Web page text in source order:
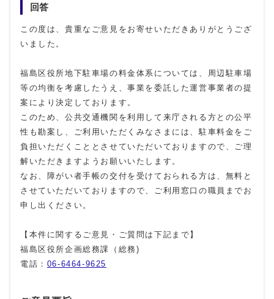
回答
この度は、貴重なご意見をお寄せいただきありがとうござ
いました。
福島区役所地下駐車場の料金体系については、周辺駐車場
等の均衡を考慮したうえ、事業を委託した運営事業者の提
案により決定しております。
このため、公共交通機関を利用して来庁される方との公平
性も勘案し、ご利用いただくみなさまには、駐車料金をご
負担いただくこととさせていただいておりますので、ご理
解いただきますようお願いいたします。
なお、障がい者手帳の交付を受けておられる方は、無料と
させていただいておりますので、ご利用窓口の職員までお
申し出ください。
【本件に関するご意見・ご質問は下記まで】
福島区役所企画総務課（総務)
電話： 06-6464-9625